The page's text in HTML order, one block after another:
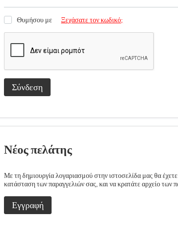
Θυμήσου με Ξεχάσατε τον κωδικό;
Σύνδεση
Νέος πελάτης
Με τη δημιουργία λογαριασμού στην ιστοσελίδα μας θα
κατάσταση των παραγγελιών σας, και να κρατάτε αρχείο των
Εγγραφή